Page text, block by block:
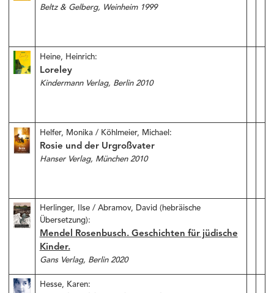
Beltz & Gelberg, Weinheim 1999
Heine, Heinrich:
Loreley
Kindermann Verlag, Berlin 2010
Helfer, Monika / Köhlmeier, Michael:
Rosie und der Urgroßvater
Hanser Verlag, München 2010
Herlinger, Ilse / Abramov, David (hebräische
Übersetzung):
Mendel Rosenbusch. Geschichten für jüdische
Kinder.
Gans Verlag, Berlin 2020
Hesse, Karen: